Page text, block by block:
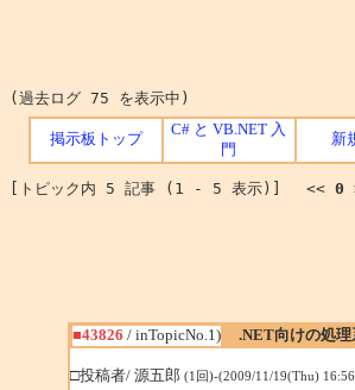
(過去ログ 75 を表示中)
掲示板トップ
C# と VB.NET 入
門
新
[トピック内 5 記事 (1 - 5 表示)] << 0
■43826 / inTopicNo.1) .NET向けの処
□投稿者/ 源五郎 (1回)-(2009/11/19(Thu)